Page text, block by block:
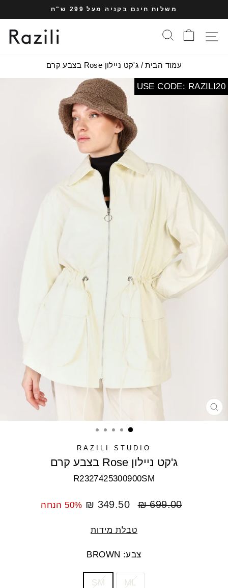
לתוכן
עצרי
משלוח חינם בקניה מעל 299 ש"ח
תפריט אתרסל הקניות
עמוד הבית / ג'קט ניילון Rose בצבע קרם
USE CODE: RAZILI20
סגור
RAZILI STUDIO
ג'קט ניילון Rose בצבע קרם
R2327425300900SM
מחיר
699.00 ₪
מחיר
349.50 ₪ 50% הנחה
טבלת מידות
צבע: BROWN
SM ML